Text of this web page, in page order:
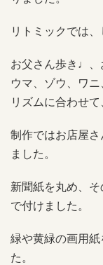
リトミックでは
お父さん歩き♩、
ウマ、ゾウ、ワ
リズムに合わせて
制作ではお店屋
ました。
新聞紙を丸め、
で付けました。
緑や黄緑の画用
た。